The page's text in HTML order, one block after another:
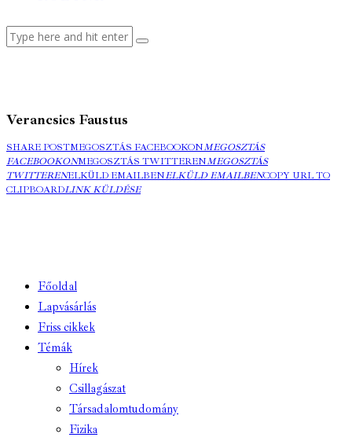
Verancsics Faustus
SHARE POSTMEGOSZTÁS FACEBOOKONMEGOSZTÁS
FACEBOOKONMEGOSZTÁS TWITTERENMEGOSZTÁS
TWITTERENELKÜLD EMAILBENELKÜLD EMAILBENCOPY URL TO
CLIPBOARDLINK KÜLDÉSE
Főoldal
Lapvásárlás
Friss cikkek
Témák
Hírek
Csillagászat
Társadalomtudomány
Fizika